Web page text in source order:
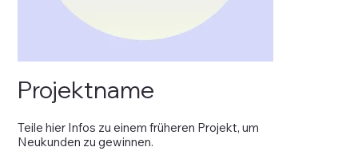
Projektname
Teile hier Infos zu einem früheren Projekt, um
Neukunden zu gewinnen.